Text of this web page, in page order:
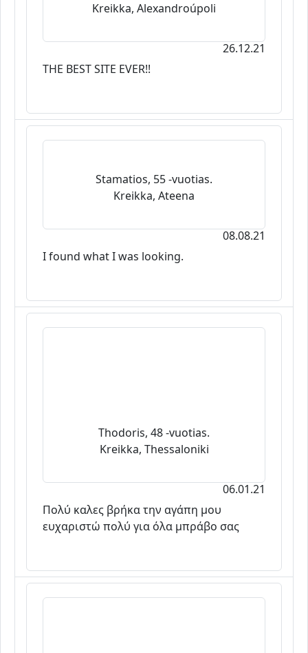
Kreikka, Alexandroúpoli
26.12.21
THE BEST SITE EVER!!
Stamatios, 55 -vuotias.
Kreikka, Ateena
08.08.21
I found what I was looking.
Thodoris, 48 -vuotias.
Kreikka, Thessaloniki
06.01.21
Πολύ καλες βρήκα την αγάπη μου
ευχαριστώ πολύ για όλα μπράβο σας